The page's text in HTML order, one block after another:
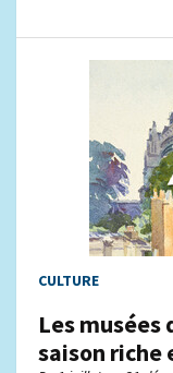
CULTURE
Les musées
saison riche